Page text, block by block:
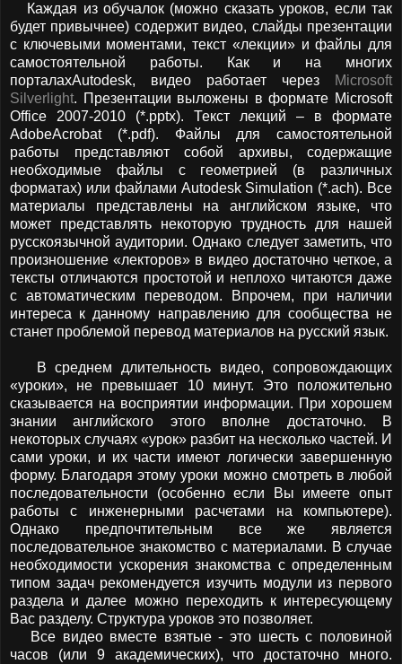
Каждая из обучалок (можно сказать уроков, если так
будет привычнее) содержит видео, слайды презентации
с ключевыми моментами, текст «лекции» и файлы для
самостоятельной работы. Как и на многих
порталахAutodesk, видео работает через
Microsoft
Silverlight. Презентации выложены в формате Microsoft
Office 2007-2010 (*.pptx). Текст лекций – в формате
AdobeAcrobat (*.pdf). Файлы для самостоятельной
работы представляют собой архивы, содержащие
необходимые файлы с геометрией (в различных
форматах) или файлами Autodesk Simulation (*.ach). Все
материалы представлены на английском языке, что
может представлять некоторую трудность для нашей
русскоязычной аудитории. Однако следует заметить, что
произношение «лекторов» в видео достаточно четкое, а
тексты отличаются простотой и неплохо читаются даже
с автоматическим переводом. Впрочем, при наличии
интереса к данному направлению для сообщества не
станет проблемой перевод материалов на русский язык.
В среднем длительность видео, сопровождающих
«уроки», не превышает 10 минут. Это положительно
сказывается на восприятии информации. При хорошем
знании английского этого вполне достаточно. В
некоторых случаях «урок» разбит на несколько частей. И
сами уроки, и их части имеют логически завершенную
форму. Благодаря этому уроки можно смотреть в любой
последовательности (особенно если Вы имеете опыт
работы с инженерными расчетами на компьютере).
Однако предпочтительным все же является
последовательное знакомство с материалами. В случае
необходимости ускорения знакомства с определенным
типом задач рекомендуется изучить модули из первого
раздела и далее можно переходить к интересующему
Вас разделу. Структура уроков это позволяет.
Все видео вместе взятые - это шесть с половиной
часов (или 9 академических), что достаточно много.